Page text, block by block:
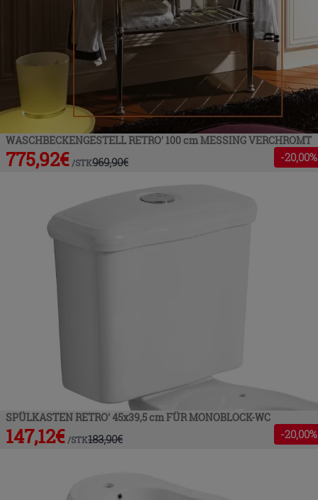
WASCHBECKENGESTELL RETRO' 100 cm MESSING VERCHROMT
775,92€ /STK969,90€ -20,00%
SPÜLKASTEN RETRO' 45x39,5 cm FÜR MONOBLOCK-WC
147,12€ /STK183,90€ -20,00%